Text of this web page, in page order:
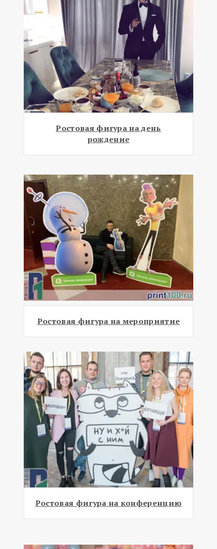
Ростовая фигура на день
рождение
Ростовая фигура на мероприятие
Ростовая фигура на конференцию